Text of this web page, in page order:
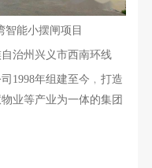
能小摆闸项目
治州兴义市西南环线
1998年组建至今﹐打造
业等产业为一体的集团